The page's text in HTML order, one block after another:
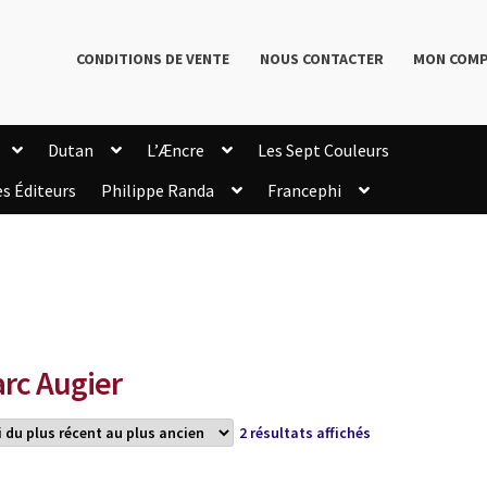
CONDITIONS DE VENTE NOUS CONTACTER MON
Dutan L’Æncre
Les Sept Couleurs
Éditeurs Philippe Randa
Francephi
Augier
2 résultats affichésTrié